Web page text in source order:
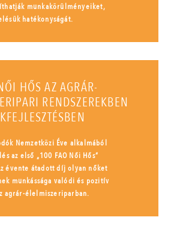
munkakörülményeiket,
hatékonyságát.
HŐS AZ AGRÁR-
RENDSZEREKBEN
Nemzetközi Éve alkalmából
az első „100 FAO Női Hős”
évente átadott díj olyan nőket
munkássága valódi és pozitív
agrár-élelmiszeriparban.